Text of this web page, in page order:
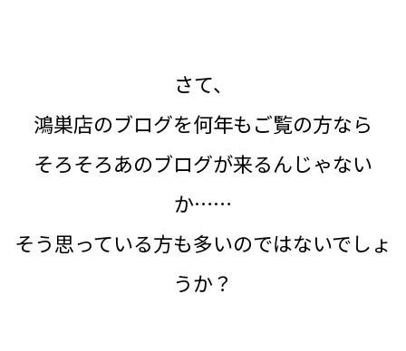
さて、
鴻巣店のブログを何年もご覧の方なら
そろそろあのブログが来るんじゃない
か……
そう思っている方も多いのではないでしょ
うか？